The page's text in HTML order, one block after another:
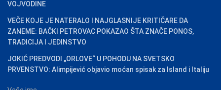
VOJVODINE
VEČE KOJE JE NATERALO I NAJGLASNIJE KRITIČARE DA
ZANEME: BAČKI PETROVAC POKAZAO ŠTA ZNAČE PONOS,
TRADICIJA I JEDINSTVO
JOKIĆ PREDVODI „ORLOVE“ U POHODU NA SVETSKO
PRVENSTVO: Alimpijević objavio moćan spisak za Island i Italiju